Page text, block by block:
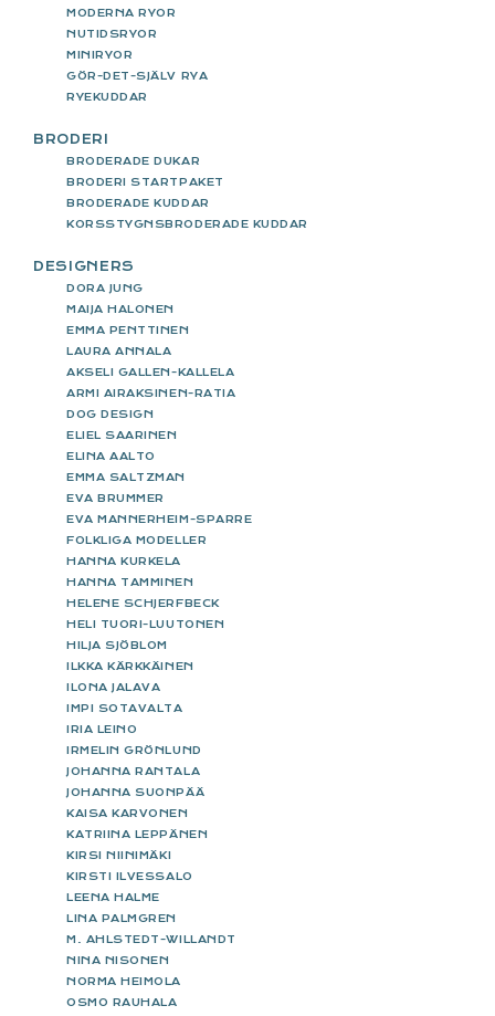
MODERNA RYOR
NUTIDSRYOR
MINIRYOR
GÖR-DET-SJÄLV RYA
RYEKUDDAR
BRODERI
BRODERADE DUKAR
BRODERI STARTPAKET
BRODERADE KUDDAR
KORSSTYGNSBRODERADE KUDDAR
DESIGNERS
DORA JUNG
MAIJA HALONEN
EMMA PENTTINEN
LAURA ANNALA
AKSELI GALLEN-KALLELA
ARMI AIRAKSINEN-RATIA
DOG DESIGN
ELIEL SAARINEN
ELINA AALTO
EMMA SALTZMAN
EVA BRUMMER
EVA MANNERHEIM-SPARRE
FOLKLIGA MODELLER
HANNA KURKELA
HANNA TAMMINEN
HELENE SCHJERFBECK
HELI TUORI-LUUTONEN
HILJA SJÖBLOM
ILKKA KÄRKKÄINEN
ILONA JALAVA
IMPI SOTAVALTA
IRIA LEINO
IRMELIN GRÖNLUND
JOHANNA RANTALA
JOHANNA SUONPÄÄ
KAISA KARVONEN
KATRIINA LEPPÄNEN
KIRSI NIINIMÄKI
KIRSTI ILVESSALO
LEENA HALME
LINA PALMGREN
M. AHLSTEDT-WILLANDT
NINA NISONEN
NORMA HEIMOLA
OSMO RAUHALA